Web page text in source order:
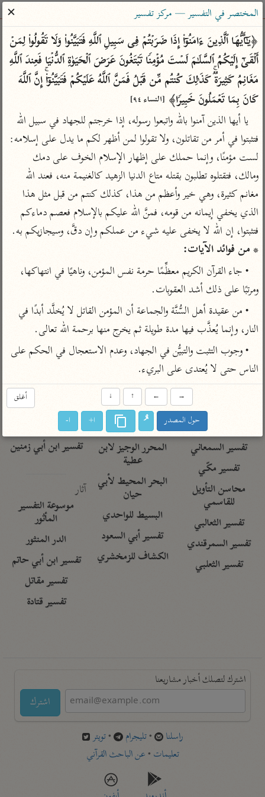
ساهم معنا في نشر القرآن والعلم الشرعي
الباحث القرآني
بحث تفسير علوم مصاحف معاجم
Type 2 or more characters for results.
Type 1 or more
characters for results.
أمّهات
تفسير الطبري
تفسير ابن كثير
تفسير القرطبي
تفسير البغوي
جمع الأقوال
تفسير ابن الجوزي
تفسير الماوردي
منتقاة
تفسير ابن القيم
تفسير ابن تيمية
عامّة
تفسير السمعاني
تفسير مكّي
محاسن التأويل
للقاسمي
تفسير الثعالبي
تفسير السمرقندي
تفسير الثعلبي
عامّة
فتح البيان للقنوجي
فتح القدير للشوكاني
تفسير ابن جزي
تفسير الآلوسي
تفسير الرازي
أخرى
أضواء البيان
نظم الدرر للبقاعي
لغة وبلاغة
التحرير والتنوير
المحرر الوجيز لابن
عطية
البحر المحيط لأبي
حيان
البسيط للواحدي
تفسير أبي السعود
الكشاف للزمخشري
معاصرة
الميسر
المختصر في
التفسير
تفسير السعدي
أيسر التفاسير
القرآن – تدبر وعمل
تفسير ابن عثيمين
مركَّزة العبارة
تفسير الجلالين
جامع البيان للإيجي
تفسير البيضاوي
تفسير النسفي
الوجيز للواحدي
تفسير ابن أبي زمنين
آثار
موسوعة التفسير
المأثور
الدر المنثور
تفسير ابن أبي حاتم
تفسير مقاتل
تفسير قتادة
اشترك لتصلك أخبار مشاريعنا
اشترك
راسلنا •تليجرام •تويتر
تعليمات •عن الباحث القرآني
المختصر في التفسير — مركز تفسير
✕
كَانَ بِمَا تَعۡمَلُونَ خَبِیرࣰا﴾ [النساء ٩٤]
فتثبتوا، إن الله لا يخفى عليه شيء من عملكم وإن دقَّ، وسيجازيكم به.
* من فوائد الآيات:
ومرتبًا على ذلك أشد العقوبات.
النار، وإنما يُعذَّب فيها مدة طويلة ثم يخرج منها برحمة الله تعالى.
الناس حتى لا يُعتدى على البريء.
أغلق →
←
↑
↓
حول المصدر ا+ ا-